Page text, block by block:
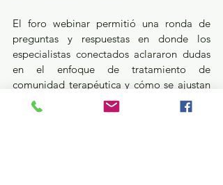
El foro webinar permitió una ronda de
preguntas y respuestas en donde los
especialistas conectados aclararon dudas
en el enfoque de tratamiento de
comunidad terapéutica y cómo se ajustan
a las necesidades de los pacientes;
asimismo, reconocieron la claridad,